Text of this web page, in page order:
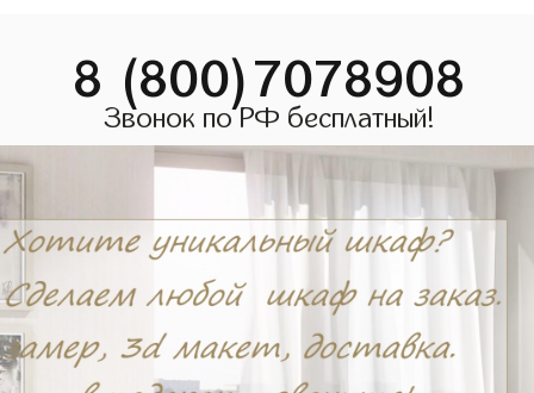
8 (800)7078908
Звонок по РФ бесплатный!